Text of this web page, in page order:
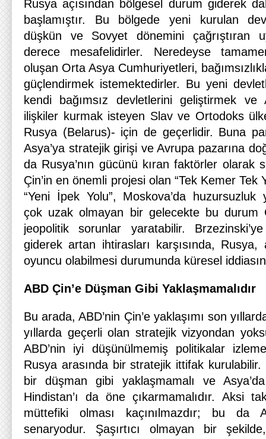
Rusya açısından bölgesel durum giderek
başlamıştır. Bu bölgede yeni kurulan
düşkün ve Sovyet dönemini çağrıştıran
derece mesafelidirler. Neredeyse
oluşan Orta Asya Cumhuriyetleri,
güçlendirmek istemektedirler. Bu yeni
kendi bağımsız devletlerini geliştirmek
ilişkiler kurmak isteyen Slav ve Ortodoks
Rusya (Belarus)- için de geçerlidir. Buna
Asya’ya stratejik girişi ve Avrupa pazarına
da Rusya’nın gücünü kıran faktörler olarak
Çin’in en önemli projesi olan “Tek Kemer Tek
“Yeni İpek Yolu”, Moskova’da huzursuzluk
çok uzak olmayan bir gelecekte bu durum
jeopolitik sorunlar yaratabilir.
giderek artan ihtirasları karşısında,
oyuncu olabilmesi durumunda küresel
ABD Çin’e Düşman Gibi Yaklaşmamalıdır
Bu arada, ABD’nin Çin’e yaklaşımı son
yıllarda geçerli olan stratejik vizyondan
ABD’nin iyi düşünülmemiş politikalar
Rusya arasında bir stratejik ittifak kurulabilir.
bir düşman gibi yaklaşmamalı ve
Hindistan’ı da öne çıkarmamalıdır. Aksi
müttefiki olması kaçınılmazdır; bu
senaryodur. Şaşırtıcı olmayan bir